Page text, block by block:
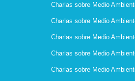
Charlas sobre Medio
Charlas sobre Medio
Charlas sobre Medio
Charlas sobre Medio
Charlas sobre Medio